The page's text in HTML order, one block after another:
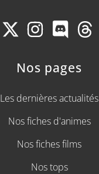
Nos pages
Les dernières actualités
Nos fiches d'animes
Nos fiches films
Nos tops